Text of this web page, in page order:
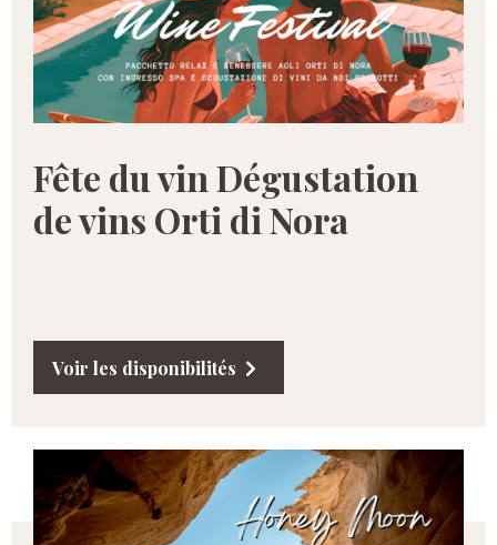
Fête du vin Dégustation
de vins Orti di Nora
Voir les disponibilités